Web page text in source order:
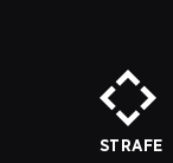
STRAFE